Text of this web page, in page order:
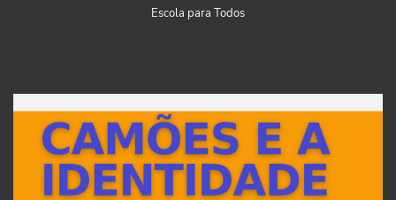
Escola para Todos